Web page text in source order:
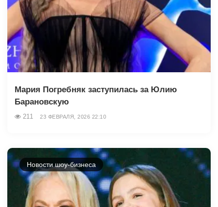
Мария Погребняк заступилась за Юлию
Барановскую
211 23 ФЕВРАЛЯ, 2026 22:10
Новости шоу-бизнеса